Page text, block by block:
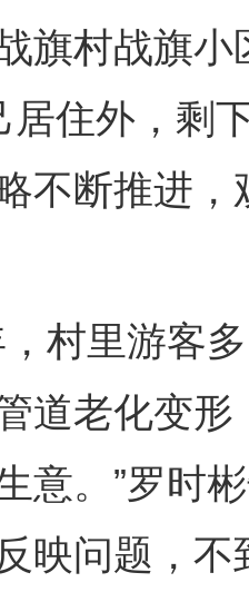
旗村战旗
居住外，剩
不断推进
里游客多
道老化变
意。”罗时
映问题，